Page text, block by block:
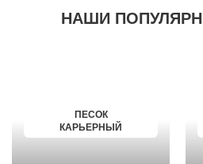
НАШИ
ПЕСОК
КАРЬЕРНЫЙ